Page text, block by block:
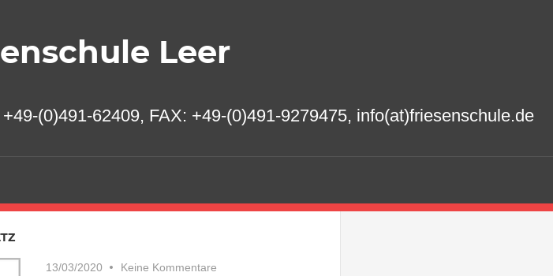
Leer
(0)491-62409, FAX: +49-(0)491-9279475, info(at)friesenschule.de
13/03/2020 Keine Kommentare